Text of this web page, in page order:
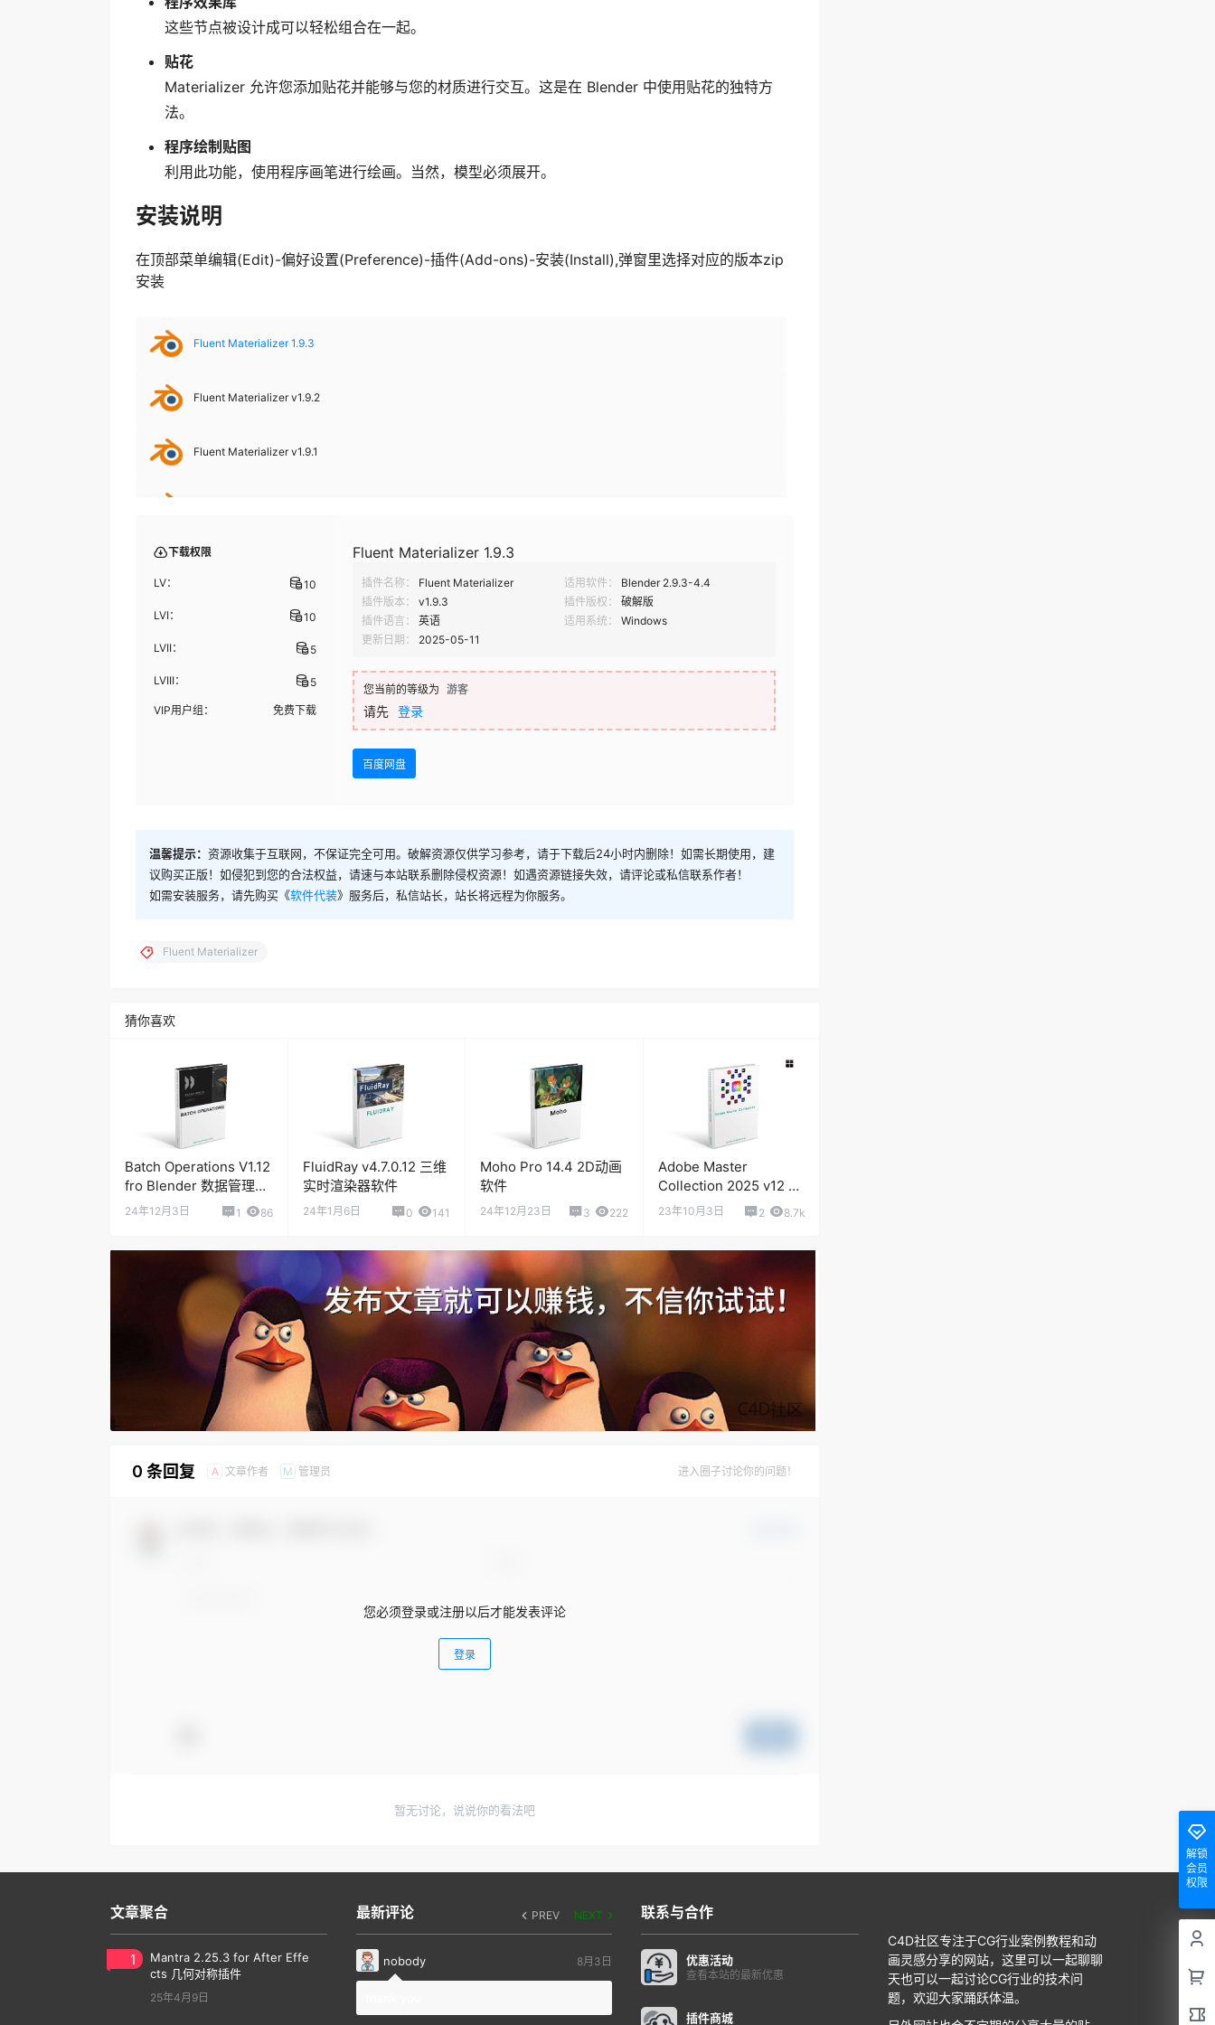
这些节点被设计成可以轻松组合在一起。
贴花
Materializer 允许您添加贴花并能够与您的材质进行交互。这是在 Blender 中使用贴花的独特方
法。
程序绘制贴图
利用此功能，使用程序画笔进行绘画。当然，模型必须展开。
安装说明
在顶部菜单编辑(Edit)-偏好设置(Preference)-插件(Add-ons)-安装(Install),弹窗里选择对应的版本zip
安装
Fluent Materializer 1.9.3
Fluent Materializer v1.9.2
Fluent Materializer v1.9.1
Fluent Materializer v1.8.0
下载权限
LV： 10
LVI： 10
LVII： 5
LVIII： 5
VIP用户组： 免费下载
Fluent Materializer 1.9.3
插件名称： Fluent Materializer 适用软件：
Blender 2.9.3-4.4
插件版本：
v1.9.3 插件版权：
破解版
插件语言：
英语 适用系统：
Windows
更新日期：
2025-05-11
您当前的等级为 游客
请先 登录
百度网盘
温馨提示： 资源收集于互联网，不保证完全可用。破解资源仅供学习参考，请于下载后24小时内删除！如需长期使用，建
议购买正版！如侵犯到您的合法权益，请速与本站联系删除侵权资源！如遇资源链接失效，请评论或私信联系作者！
如需安装服务，请先购买《软件代装》服务后，私信站长，站长将远程为你服务。
Fluent Materializer
猜你喜欢
Batch Operations V1.12
fro Blender 数据管理器
插件
24年12月3日 1 86
FluidRay v4.7.0.12 三维
实时渲染器软件
24年1月6日 0 141
Moho Pro 14.4 2D动画
软件
24年12月23日 3 222
Adobe Master
Collection 2025 v12 全
家桶大师版
23年10月3日 2 8.7k
0 条回复 A 文章作者 M 管理员 进入圈子讨论你的问题！
您必须登录或注册以后才能发表评论
登录
暂无讨论，说说你的看法吧
解锁
会员
权限
文章聚合
1
Mantra 2.25.3 for After Effe
cts 几何对称插件
25年4月9日
最新评论 PREV NEXT
nobody 8月3日
联系与合作
优惠活动
查看本站的最新优惠
插件商城
C4D社区专注于CG行业案例教程和动
画灵感分享的网站，这里可以一起聊聊
天也可以一起讨论CG行业的技术问
题，欢迎大家踊跃体温。